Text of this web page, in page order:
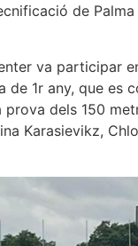
de
va participar
de 1r any, que es
dels 150
Karasievikz,